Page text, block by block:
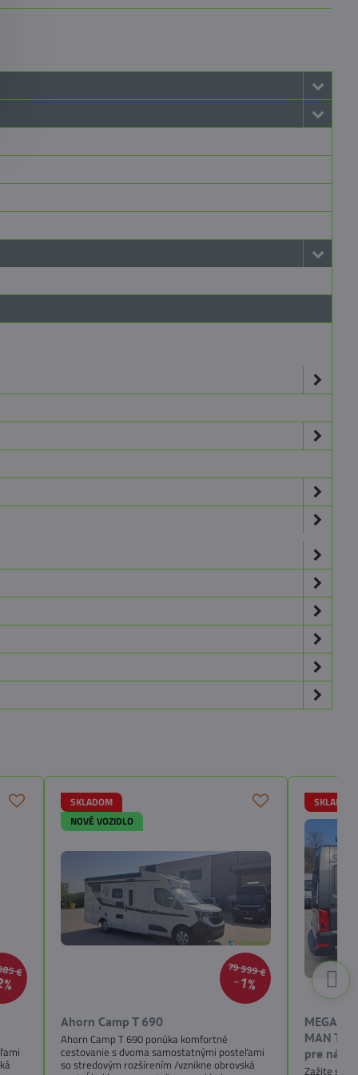
€ 79 999 €
1%
SKLADOM
NOVÉ VOZIDLO
Ahorn Camp T 690
Ahorn Camp T 690 ponúka komfortné
cestovanie s dvoma samostatnými posteľami
so stredovým rozšírením /vznikne obrovská
SKLADOM
MAN
pre
Zažite